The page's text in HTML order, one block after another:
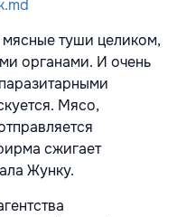
туши целиком,
органами. И очень
Мясо,
сжигает
Жунку.